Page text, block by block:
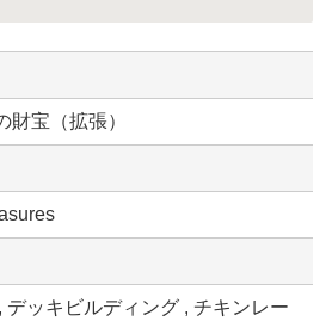
財宝（拡張）
デッキビルディング , チキンレー